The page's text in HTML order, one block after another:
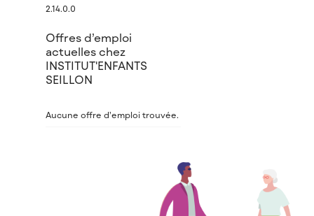
2.14.0.0
Offres d’emploi
actuelles chez
INSTITUT'ENFANTS
SEILLON
Aucune offre d’emploi trouvée.